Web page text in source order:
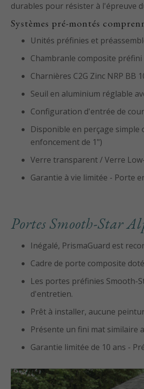
durables pour résister à l'épreuve
Systèmes pré-montés
Unités préfinies et
Chambranle composite préfini
Charnières C2G Zinc NRP BB
Seuil en aluminium réglable
Configuration d'entrée de
Disponible en perçage simple
enfoncement de 1")
Verre transparent / Verre
Garantie à vie limitée - Porte
Portes Smooth-Star
Inégalé, PrismaGuard est
Cadre de porte composite
Les portes préfinies Smooth-
d'entretien.
Prêt à installer, aucune
Présente un fini mat similaire
Garantie limitée de 10 ans -